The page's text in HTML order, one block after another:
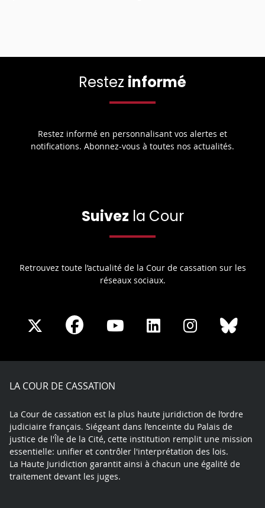
Restez informé
Restez informé en personnalisant vos alertes et
notifications. Abonnez-vous à toutes nos actualités.
Suivez la Cour
Retrouvez toute l’actualité de la Cour de cassation sur les
réseaux sociaux.
Share
X
Share
Facebook
Share
Youtube
Share
LinkedIn
Share
Instagram
LA COUR DE CASSATION
La Cour de cassation est la plus haute juridiction de l’ordre
judiciaire français. Siégeant dans l’enceinte du Palais de
justice de l'Île de la Cité, cette institution remplit une mission
essentielle: unifier et contrôler l'interprétation des lois.
La Haute Juridiction garantit ainsi à chacun une égalité de
traitement devant les juges.